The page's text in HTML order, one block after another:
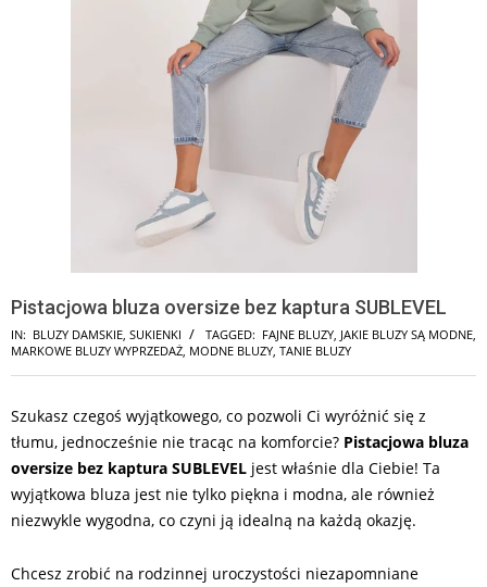
Pistacjowa bluza oversize bez kaptura SUBLEVEL
IN: BLUZY DAMSKIE SUKIENKI TAGGED: FAJNE BLUZY JAKIE BLUZY SĄ MODNE
MARKOWE BLUZY WYPRZEDAŻ MODNE BLUZY TANIE BLUZY
Szukasz czegoś wyjątkowego, co pozwoli Ci wyróżnić się z
tłumu, jednocześnie nie tracąc na komforcie? Pistacjowa bluza
oversize bez kaptura SUBLEVEL jest właśnie dla Ciebie! Ta
wyjątkowa bluza jest nie tylko piękna i modna, ale również
niezwykle wygodna, co czyni ją idealną na każdą okazję.
Chcesz zrobić na rodzinnej uroczystości niezapomniane